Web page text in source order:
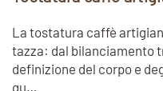
La tostatura caffè
tazza: dal bilanciamento
definizione del corpo e
qu…